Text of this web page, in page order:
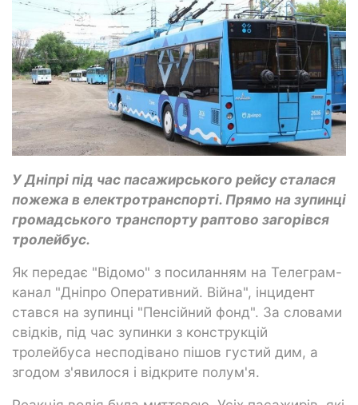
У Дніпрі під час пасажирського рейсу сталася
пожежа в електротранспорті. Прямо на зупинці
громадського транспорту раптово загорівся
тролейбус.
Як передає "Відомо" з посиланням на Телеграм-
канал "Дніпро Оперативний. Війна", інцидент
стався на зупинці "Пенсійний фонд". За словами
свідків, під час зупинки з конструкцій
тролейбуса несподівано пішов густий дим, а
згодом з'явилося і відкрите полум'я.